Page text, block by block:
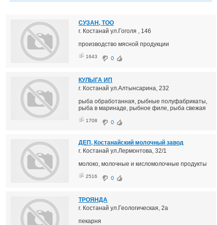
СУЗАН, ТОО
г. Костанай ул.Гоголя , 146
производство мясной продукции
1643 0
КУЛЫГА ИП
г. Костанай ул.Алтынсарина, 232
рыба обработанная, рыбные полуфабрикаты,
рыба в маринаде, рыбное филе, рыба свежая
1708 0
ДЕП, Костанайский молочный завод
г. Костанай ул.Лермонтова, 32/1
молоко, молочные и кисломолочные продукты
2516 0
ТРОЯНДА
г. Костанай ул.Геологическая, 2а
пекарня